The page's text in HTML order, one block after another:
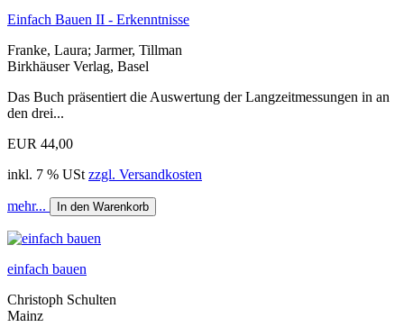
Einfach Bauen II - Erkenntnisse
Franke, Laura; Jarmer, Tillman
Birkhäuser Verlag, Basel
Das Buch präsentiert die Auswertung der Langzeitmessungen in an
den drei...
EUR 44,00
inkl. 7 % USt zzgl. Versandkosten
mehr... In den Warenkorb
einfach bauen
Christoph Schulten
Mainz